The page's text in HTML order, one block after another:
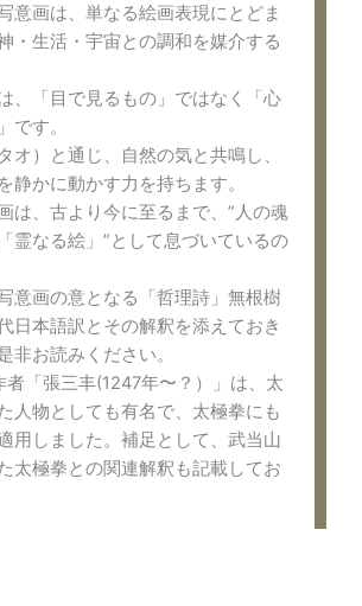
意画は、単なる絵画表現にとどま
・生活・宇宙との調和を媒介する
、「目で見るもの」ではなく「心
です。
）と通じ、自然の気と共鳴し、
静かに動かす力を持ちます。
は、古より今に至るまで、”人の魂
霊なる絵」”として息づいているの
意画の意となる「哲理詩」無根樹
日本語訳とその解釈を添えておき
非お読みください。
「張三丰(1247年〜？）」は、太
人物としても有名で、太極拳にも
用しました。補足として、武当山
太極拳との関連解釈も記載してお